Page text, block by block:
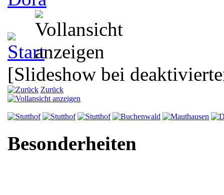
[Slideshow bei
Zurück
Besonderheiten